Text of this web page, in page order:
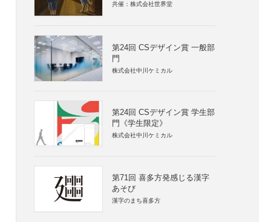
共催：株式会社世界堂
第24回 CSデザイン賞 一般部
門
株式会社中川ケミカル
第24回 CSデザイン賞 学生部
門《学生限定》
株式会社中川ケミカル
第71回 喜多方発感じる漢字
あそび
漢字のまち喜多方